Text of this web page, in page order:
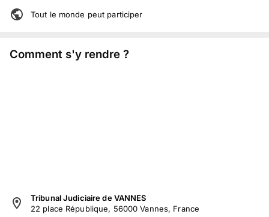
Tout le monde peut participer
Comment s'y rendre ?
Tribunal Judiciaire de VANNES
22 place République, 56000 Vannes, France